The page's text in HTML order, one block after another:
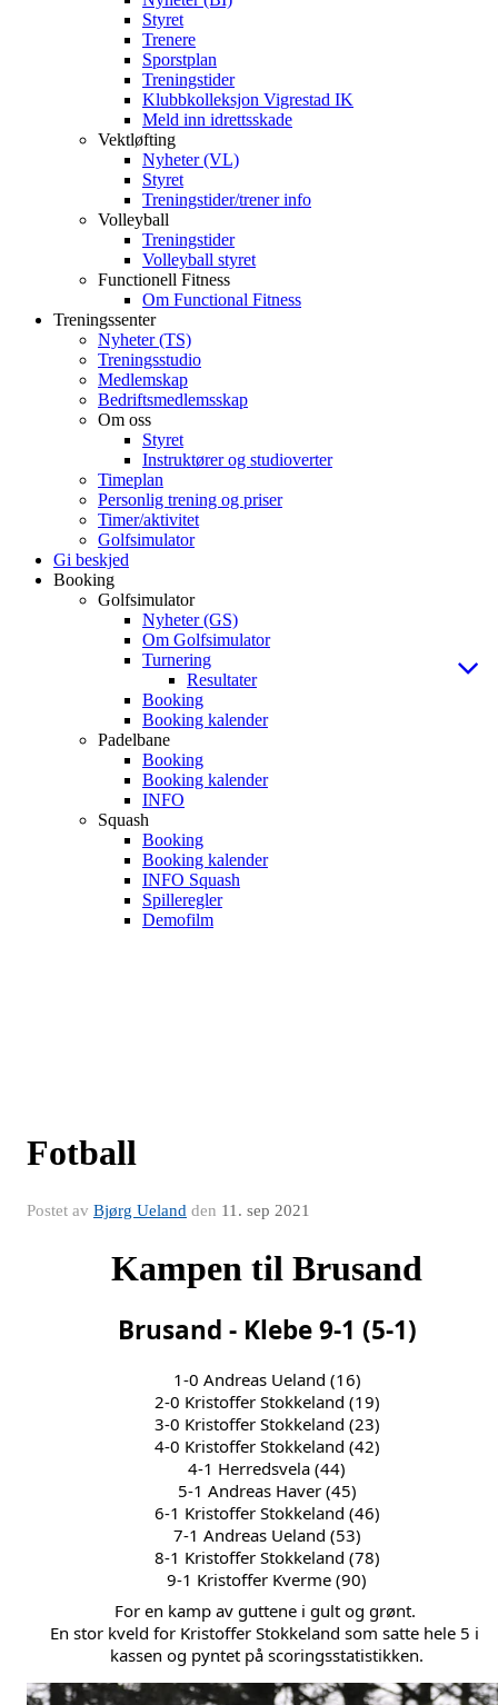
Styret
Trenere
Sporstplan
Treningstider
Klubbkolleksjon Vigrestad IK
Meld inn idrettsskade
Vektløfting
Nyheter (VL)
Styret
Treningstider/trener info
Volleyball
Treningstider
Volleyball styret
Functionell Fitness
Om Functional Fitness
Treningssenter
Nyheter (TS)
Treningsstudio
Medlemskap
Bedriftsmedlemsskap
Om oss
Styret
Instruktører og studioverter
Timeplan
Personlig trening og priser
Timer/aktivitet
Golfsimulator
Gi beskjed
Booking
Golfsimulator
Nyheter (GS)
Om Golfsimulator
Turnering
Resultater
Booking
Booking kalender
Padelbane
Booking
Booking kalender
INFO
Squash
Booking
Booking kalender
INFO Squash
Spilleregler
Demofilm
Fotball
Postet av Bjørg Ueland den 11. sep 2021
Kampen til Brusand
Brusand - Klebe 9-1 (5-1)
1-0 Andreas Ueland (16)
2-0 Kristoffer Stokkeland (19)
3-0 Kristoffer Stokkeland (23)
4-0 Kristoffer Stokkeland (42)
4-1 Herredsvela (44)
5-1 Andreas Haver (45)
6-1 Kristoffer Stokkeland (46)
7-1 Andreas Ueland (53)
8-1 Kristoffer Stokkeland (78)
9-1 Kristoffer Kverme (90)
For en kamp av guttene i gult og grønt.
En stor kveld for Kristoffer Stokkeland som satte hele 5 i
kassen og pyntet på scoringsstatistikken.